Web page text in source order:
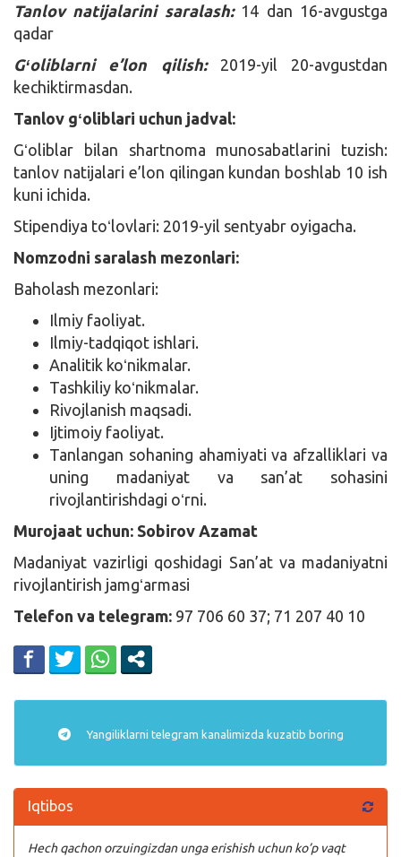
Tanlov natijalarini saralash:14 dan 16-avgustga
qadar
Gʻoliblarni e’lon qilish:2019-yil 20-avgustdan
kechiktirmasdan.
Tanlov gʻoliblari uchun jadval:
Gʻoliblar bilan shartnoma munosabatlarini tuzish:
tanlov natijalari e’lon qilingan kundan boshlab 10 ish
kuni ichida.
Stipendiya toʻlovlari: 2019-yil sentyabr oyigacha.
Nomzodni saralash mezonlari:
Baholash mezonlari:
Ilmiy faoliyat.
Ilmiy-tadqiqot ishlari.
Analitik koʻnikmalar.
Tashkiliy koʻnikmalar.
Rivojlanish maqsadi.
Ijtimoiy faoliyat.
Tanlangan sohaning ahamiyati va afzalliklari va
uning madaniyat va san’at sohasini
rivojlantirishdagi oʻrni.
Murojaat uchun: Sobirov Azamat
Madaniyat vazirligi qoshidagi San’at va madaniyatni
rivojlantirish jamgʻarmasi
Telefon va telegram: 97 706 60 37; 71 207 40 10
Yangiliklarni telegram kanalimizda kuzatib boring
Iqtibos
Hech qachon orzuingizdan unga erishish uchun ko’p vaqt